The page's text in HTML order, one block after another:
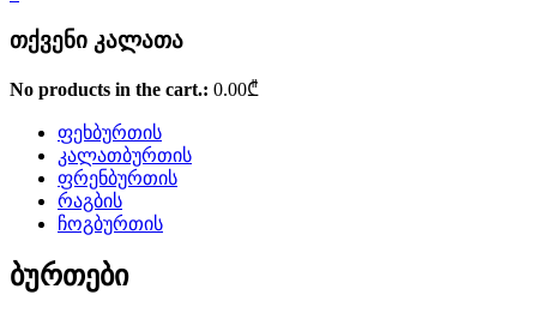
თქვენი კალათა
No products in the cart.: 0.00₾
ფეხბურთის
კალათბურთის
ფრენბურთის
რაგბის
ჩოგბურთის
ბურთები